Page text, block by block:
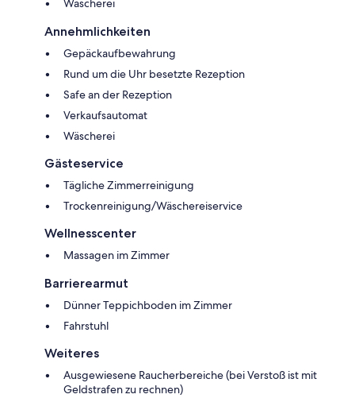
Wäscherei
Annehmlichkeiten
Gepäckaufbewahrung
Rund um die Uhr besetzte Rezeption
Safe an der Rezeption
Verkaufsautomat
Wäscherei
Gästeservice
Tägliche Zimmerreinigung
Trockenreinigung/Wäschereiservice
Wellnesscenter
Massagen im Zimmer
Barrierearmut
Dünner Teppichboden im Zimmer
Fahrstuhl
Weiteres
Ausgewiesene Raucherbereiche (bei Verstoß ist mit
Geldstrafen zu rechnen)